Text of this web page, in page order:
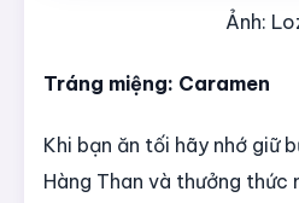
Ảnh:
Tráng miệng: Caramen
Khi bạn ăn tối hãy nhớ giữ
Hàng Than và thưởng